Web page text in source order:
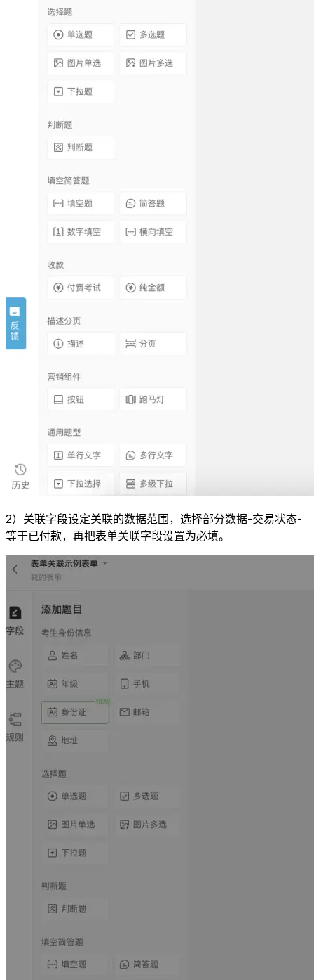
2）关联字段设定关联的数据范围，选择部分数据-交易状态-
等于已付款，再把表单关联字段设置为必填。